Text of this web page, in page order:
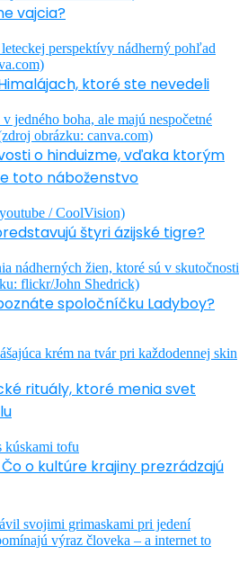
vajcia?
ktoré ste nevedeli
o hinduizme, vďaka ktorým
toto náboženstvo
štyri ázijské tigre?
spoločníčku Ladyboy?
rituály, ktoré menia svet
o kultúre krajiny prezrádzajú